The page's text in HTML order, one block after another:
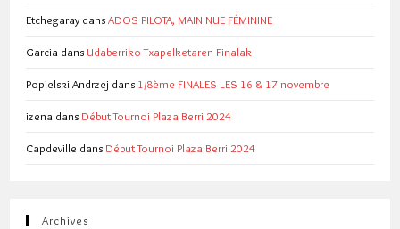
Etchegaray dansADOS PILOTA, MAIN NUE FÉMININE
Garcia dans Udaberriko Txapelketaren Finalak
Popielski Andrzej dans 1/8ème FINALES LES 16 & 17 novembre
izena dans Début Tournoi Plaza Berri 2024
Capdeville dans Début Tournoi Plaza Berri 2024
Archives